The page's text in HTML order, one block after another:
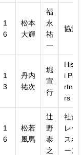
1
6
松本
大輝
福
永
祐
一
協栄
1
3
丹内
祐次
堀
宣
行
Hish
i Pa
rtne
rs
1
6
松若
風馬
辻
野
泰
之
社台
レー
スホ
ース